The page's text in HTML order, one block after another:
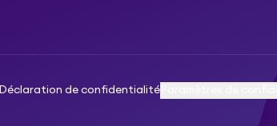
Déclaration de confidentialité